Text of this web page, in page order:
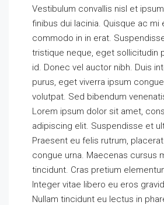
Vestibulum convallis nisl et
finibus dui lacinia. Quisque ac
commodo in in erat.
tristique neque, eget sollicitudin
id. Donec vel auctor nibh. Duis
purus, eget viverra ipsum
volutpat. Sed bibendum
Lorem ipsum dolor sit amet,
adipiscing elit. Suspendisse et
Praesent eu felis rutrum,
congue urna. Maecenas cursus
tincidunt. Cras pretium
Integer vitae libero eu eros
Nullam tincidunt eu lectus in